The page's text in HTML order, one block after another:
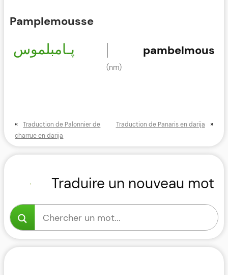
Pamplemousse
ﭘـامبلموس pambelmous
(nm)
«
Traduction de Palonnier de
charrue en darija
Traduction de Panaris en darija »
Traduire un nouveau mot